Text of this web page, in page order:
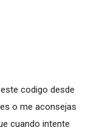
codigo desde
o me aconsejas
cuando intente